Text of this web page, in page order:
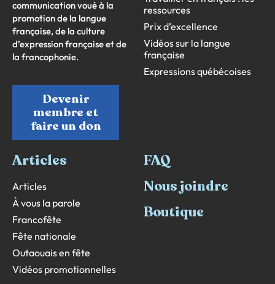
communication voué à la
promotion de la langue
française, de la culture
d’expression française et de
la francophonie.
Devenir
membre et
faire un don
ressources
Prix d’excellence
Vidéos sur la langue
française
Expressions québécoises
Articles
Articles
À vous la parole
Francofête
Fête nationale
Outaouais en fête
Vidéos promotionnelles
FAQ
Nous joindre
Boutique